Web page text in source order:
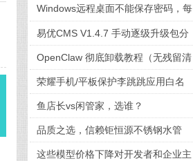
Windows远程桌面不能保存密码，每
次都要求输入密码
易优CMS V1.4.7 手动逐级升级包分
享（附官方教程）
OpenClaw 彻底卸载教程（无残留清
理）
荣耀手机/平板保护李跳跳应用白名
单后台运行
鱼店长vs闲管家，选谁？
品质之选，信赖钜恒源不锈钢水管
这些模型价格下降对开发者和企业主